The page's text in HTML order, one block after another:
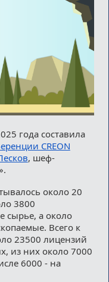
года составила
CREON
, шеф-
около 20
3800
сырье, а около
Всего к
23500 лицензий
из них около 7000
6000 - на